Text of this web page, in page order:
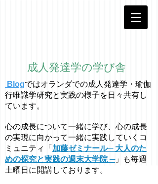
成人発達学の学び舎
Blogではオラ ンダでの成人発達学・ 瑜伽
行唯識学研究と実践の様子を日々共有し
ています。
心の成長について一緒に学び、心の成長
の実現に向かって一緒に実践していくコ
ミュニティ「 加藤ゼミナール─ 大人のた
めの探究と実践の週末大学院 ─」も毎週
土曜日に開講しております。